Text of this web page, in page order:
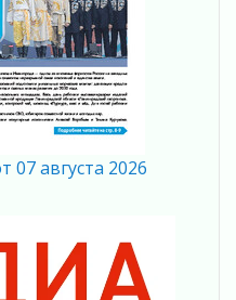
07 августа 2026